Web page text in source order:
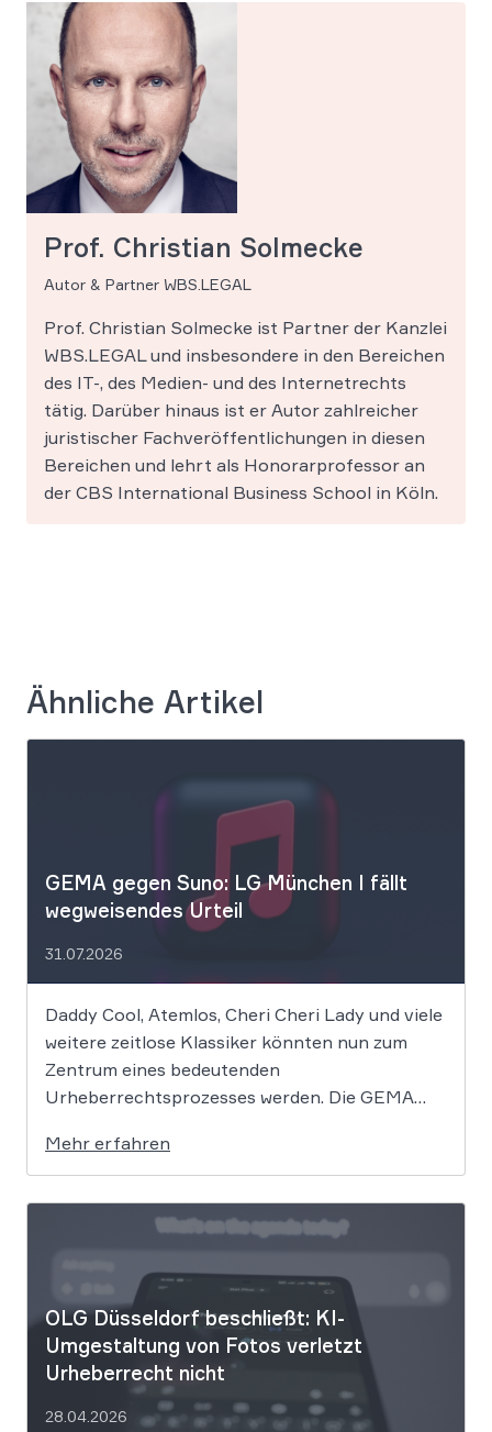
Prof. Christian Solmecke
Autor & Partner WBS.LEGAL
Prof. Christian Solmecke ist Partner der Kanzlei
WBS.LEGAL und insbesondere in den Bereichen
des IT-, des Medien- und des Internetrechts
tätig. Darüber hinaus ist er Autor zahlreicher
juristischer Fachveröffentlichungen in diesen
Bereichen und lehrt als Honorarprofessor an
der CBS International Business School in Köln.
Ähnliche Artikel
GEMA gegen Suno: LG München I fällt
wegweisendes Urteil
31.07.2026
Daddy Cool, Atemlos, Cheri Cheri Lady und viele
weitere zeitlose Klassiker könnten nun zum
Zentrum eines bedeutenden
Urheberrechtsprozesses werden. Die GEMA
die Rechte ihrer Mitglieder verteidigen. Dem
Unternehmen hinter der populären KI-Musik-
App werden massive
Urheberrechtsverletzungen vorgeworfen. Die
Mehr erfahren
OLG Düsseldorf beschließt: KI-
Umgestaltung von Fotos verletzt
Urheberrecht nicht
28.04.2026